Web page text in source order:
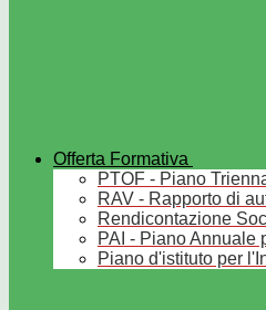
Offerta Formativa
PTOF - Piano
RAV - Rapporto di
Rendicontazione
PAI - Piano Annuale
Piano d'istituto per